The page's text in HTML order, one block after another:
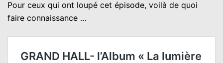
Pour ceux qui ont loupé cet épisode, voilà de quoi
faire connaissance …